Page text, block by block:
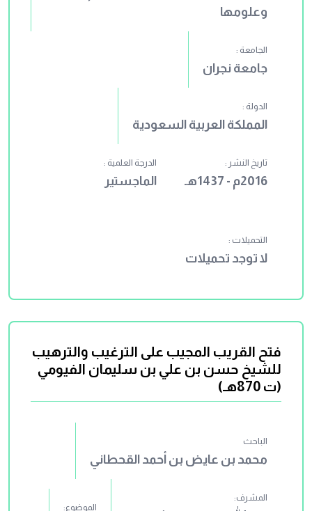
وعلومها
الجامعة :
جامعة نجران
الدولة :
المملكة العربية السعودية
تاريخ النشر :
2016م - 1437هـ
الدرجة العلمية :
الماجستير
التحميلات :
لا توجد تحميلات
فتح القريب المجيب على الترغيب والترهيب
للشيخ حسن بن علي بن سليمان الفيومي
(ت 870هـ)
الباحث
محمد بن عايض بن أحمد القحطاني
المشرف:
الموضوع: